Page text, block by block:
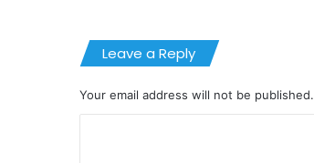
Leave a Reply
Your email address will not be published.